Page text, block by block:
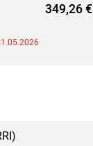
349,26 €